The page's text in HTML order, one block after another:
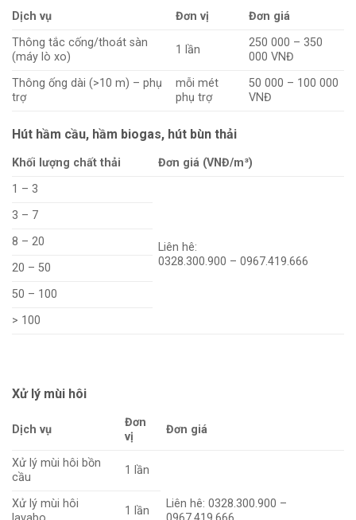
Dịch vụ Đơn vị
Đơn giá
Thông tắc cống/thoát sàn
(máy lò xo)
1 lần
250 000 – 350
000 VNĐ
Thông ống dài (>10 m) – phụ
trợ
mỗi mét
phụ trợ
50 000 – 100 000
VNĐ
Hút hầm cầu, hầm biogas, hút bùn thải
Khối lượng chất thải
Đơn giá (VNĐ/m³)
1 – 3
Liên hê:
0328.300.900 – 0967.419.666
3 – 7
8 – 20
20 – 50
50 – 100
> 100
Xử lý mùi hôi
Dịch vụ
Đơn
vị
Đơn giá
Xử lý mùi hôi bồn
cầu
1 lần
Liên hê: 0328.300.900 –
Xử lý mùi hôi
1 lần